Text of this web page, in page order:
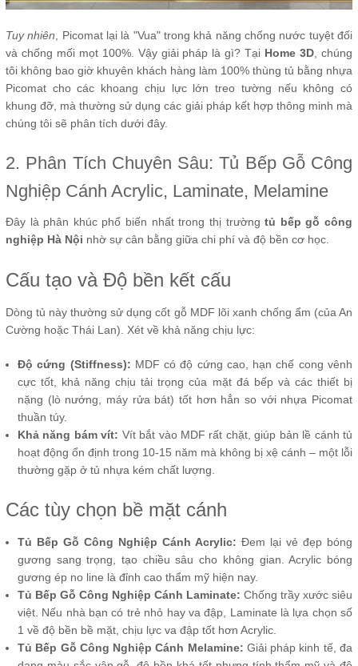
Tuy nhiên , Picomat lại là "Vua" trong khả năng chống nước tuyệt đối
và chống mối mọt 100%. Vậy giải pháp là gì? Tại Home 3D , chúng
tôi không bao giờ khuyên khách hàng làm 100% thùng tủ bằng nhựa
Picomat cho các khoang chịu lực lớn treo tường nếu không có
khung đỡ, mà thường sử dụng các giải pháp kết hợp thông minh mà
chúng tôi sẽ phân tích dưới đây.
2. Phân Tích Chuyên Sâu: Tủ Bếp Gỗ Công
Nghiệp Cánh Acrylic, Laminate, Melamine
Đây là phân khúc phổ biến nhất trong thị trườngtủ bếp gỗ công
nghiệp Hà Nội nhờ sự cân bằng giữa chi phí và độ bền cơ học.
Cấu tạo và Độ bền kết cấu
Dòng tủ này thường sử dụng cốt gỗ MDF lõi xanh chống ẩm (của An
Cường hoặc Thái Lan). Xét về khả năng chịu lực:
Độ cứng (Stiffness): MDF có độ cứng cao, hạn chế cong vênh
cực tốt, khả năng chịu tải trọng của mặt đá bếp và các thiết bị
nặng (lò nướng, máy rửa bát) tốt hơn hẳn so với nhựa Picomat
thuần túy.
Khả năng bám vít: Vít bắt vào MDF rất chặt, giúp bản lề cánh tủ
hoạt động ổn định trong 10-15 năm mà không bị xệ cánh – một lỗi
thường gặp ở tủ nhựa kém chất lượng.
Các tùy chọn bề mặt cánh
Tủ Bếp Gỗ Công Nghiệp Cánh Acrylic: Đem lại vẻ đẹp bóng
gương sang trọng, tạo chiều sâu cho không gian. Acrylic bóng
gương ép no line là đỉnh cao thẩm mỹ hiện nay.
Tủ Bếp Gỗ Công Nghiệp Cánh Laminate: Chống trầy xước siêu
việt. Nếu nhà bạn có trẻ nhỏ hay va đập, Laminate là lựa chọn số
1 về độ bền bề mặt, chịu lực va đập tốt hơn Acrylic.
Tủ Bếp Gỗ Công Nghiệp Cánh Melamine: Giải pháp kinh tế, đa